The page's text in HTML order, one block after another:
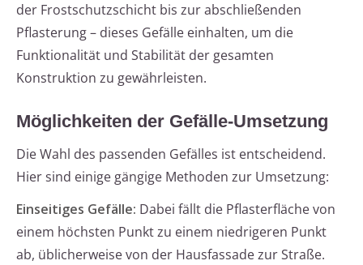
der Frostschutzschicht bis zur abschließenden
Pflasterung – dieses Gefälle einhalten, um die
Funktionalität und Stabilität der gesamten
Konstruktion zu gewährleisten.
Möglichkeiten der Gefälle-Umsetzung
Die Wahl des passenden Gefälles ist entscheidend.
Hier sind einige gängige Methoden zur Umsetzung:
Einseitiges Gefälle: Dabei fällt die Pflasterfläche von
einem höchsten Punkt zu einem niedrigeren Punkt
ab, üblicherweise von der Hausfassade zur Straße.